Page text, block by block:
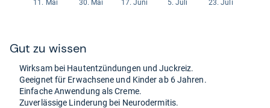
Gut zu wis­sen
Wirk­sam bei Haut­ent­zün­dun­gen und Juck­reiz.
Geeig­net für Erwach­sene und Kin­der ab 6 Jah­ren.
Ein­fa­che Anwen­dung als Creme.
Zuver­läs­sige Lin­de­rung bei Neu­ro­der­mi­tis.